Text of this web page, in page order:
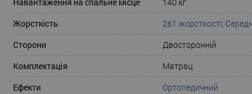
Жорсткість
2в1 жорсткості;
Сторони
Двосторонній
Комплектація
Матрац
Ефекти
Ортопедичний